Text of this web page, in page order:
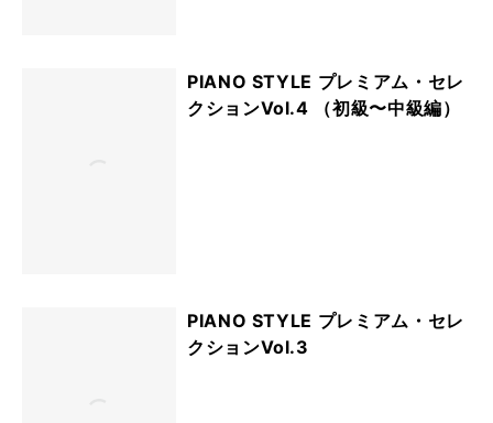
PIANO STYLE プレミアム・セレ
クションVol.4 （初級〜中級編）
PIANO STYLE プレミアム・セレ
クションVol.3